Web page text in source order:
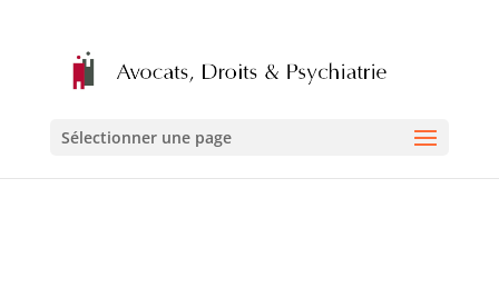
Sélectionner une page